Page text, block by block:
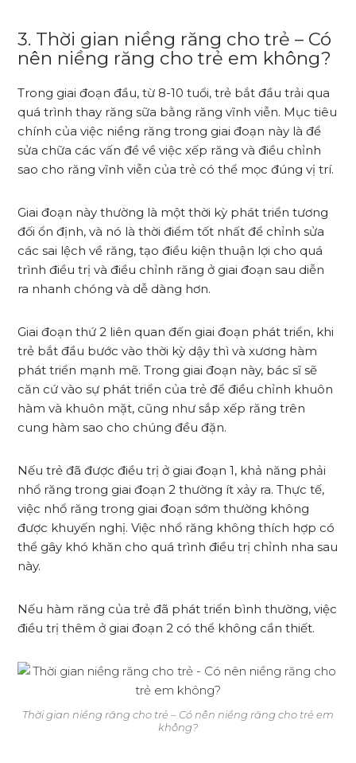
3. Thời gian niềng răng cho trẻ – Có
nên niềng răng cho trẻ em không?
Trong giai đoạn đầu, từ 8-10 tuổi, trẻ bắt đầu trải qua
quá trình thay răng sữa bằng răng vĩnh viễn. Mục tiêu
chính của việc niềng răng trong giai đoạn này là để
sửa chữa các vấn đề về việc xếp răng và điều chỉnh
sao cho răng vĩnh viễn của trẻ có thể mọc đúng vị trí.
Giai đoạn này thường là một thời kỳ phát triển tương
đối ổn định, và nó là thời điểm tốt nhất để chỉnh sửa
các sai lệch về răng, tạo điều kiện thuận lợi cho quá
trình điều trị và điều chỉnh răng ở giai đoạn sau diễn
ra nhanh chóng và dễ dàng hơn.
Giai đoạn thứ 2 liên quan đến giai đoạn phát triển, khi
trẻ bắt đầu bước vào thời kỳ dậy thì và xương hàm
phát triển mạnh mẽ. Trong giai đoạn này, bác sĩ sẽ
căn cứ vào sự phát triển của trẻ để điều chỉnh khuôn
hàm và khuôn mặt, cũng như sắp xếp răng trên
cung hàm sao cho chúng đều đặn.
Nếu trẻ đã được điều trị ở giai đoạn 1, khả năng phải
nhổ răng trong giai đoạn 2 thường ít xảy ra. Thực tế,
việc nhổ răng trong giai đoạn sớm thường không
được khuyến nghị. Việc nhổ răng không thích hợp có
thể gây khó khăn cho quá trình điều trị chỉnh nha sau
này.
Nếu hàm răng của trẻ đã phát triển bình thường, việc
điều trị thêm ở giai đoạn 2 có thể không cần thiết.
Thời gian niềng răng cho trẻ – Có nên niềng răng cho trẻ em
không?